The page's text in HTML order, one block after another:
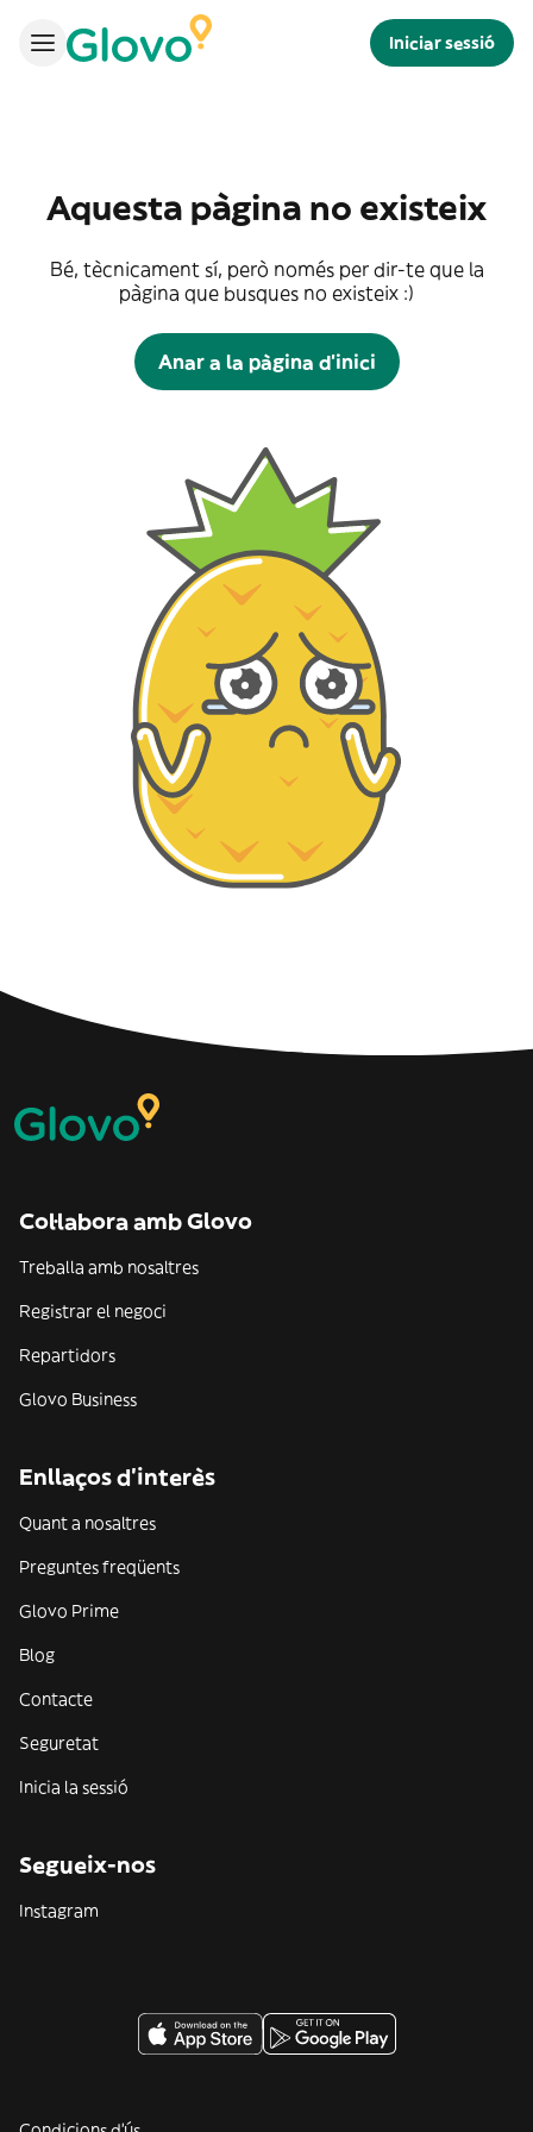
Iniciar sessió
Aquesta pàgina no existeix
Bé, tècnicament sí, però només per dir-te que la
pàgina que busques no existeix :)
Anar a la pàgina d'inici
Col·labora amb Glovo
Treballa amb nosaltres
Registrar el negoci
Repartidors
Glovo Business
Enllaços d'interès
Quant a nosaltres
Preguntes freqüents
Glovo Prime
Blog
Contacte
Seguretat
Inicia la sessió
Segueix-nos
Instagram